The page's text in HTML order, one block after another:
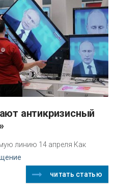
линию 14 апреля Как
читать статью